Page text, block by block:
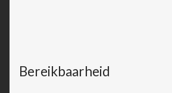
Bereikbaarheid